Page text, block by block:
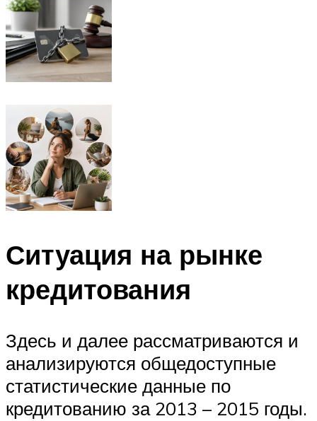
Ситуация на рынке
кредитования
Здесь и далее рассматриваются и
анализируются общедоступные
статистические данные по
кредитованию за 2013 – 2015 годы.